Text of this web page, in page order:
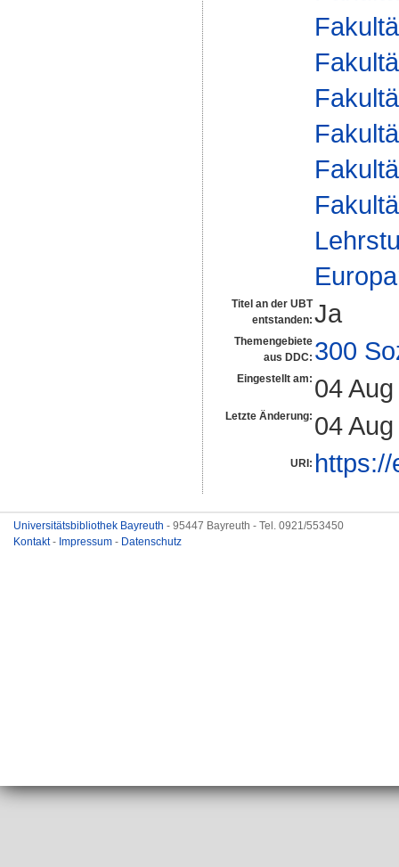
Titel an der UBT
entstanden: Ja
Themengebiete
aus DDC: 300
Eingestellt am: 04
Letzte Änderung: 04
URI:
Universitätsbibliothek Bayreuth - 95447 Bayreuth - Tel. 0921/553450
Kontakt- Impressum - Datenschutz